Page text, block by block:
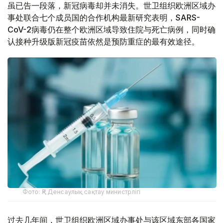
虽已告一段落，新冠病毒却并未消失。世卫组织欧洲区域办
事处联合七个成员国的合作机构最新研究表明，SARS-
CoV-2病毒仍在整个欧洲区域导致住院与死亡病例，同时确
认接种升级版新冠疫苗依然是预防重症的最有效途径。
Фото: ҚР Денсаулық сақтау министрлігі
过去几年间，世卫组织欧洲区域办事处与该区域东部各国家